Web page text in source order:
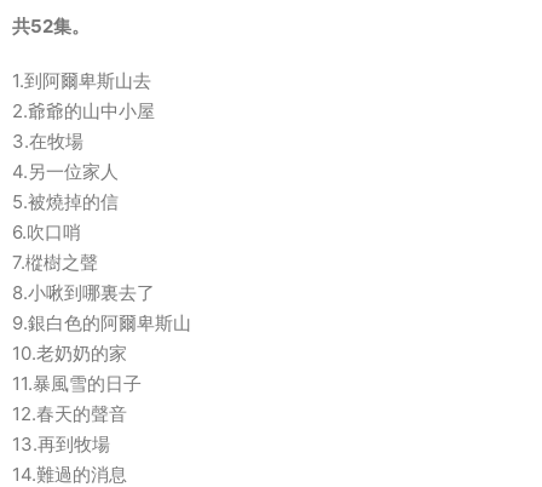
共52集。
1.到阿爾卑斯山去
2.爺爺的山中小屋
3.在牧場
4.另一位家人
5.被燒掉的信
6.吹口哨
7.樅樹之聲
8.小啾到哪裏去了
9.銀白色的阿爾卑斯山
10.老奶奶的家
11.暴風雪的日子
12.春天的聲音
13.再到牧場
14.難過的消息